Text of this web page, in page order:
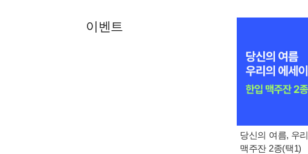
이벤트
당신의 여름, 우
맥주잔 2종(택1)